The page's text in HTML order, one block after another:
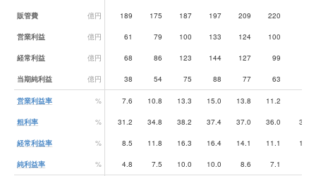
販管費 億円 189 175 187 197 209 220
営業利益 億円 61 79 100 133 124 100
経常利益 億円 68 86 123 144 127 99
当期純利益 億円 38 54 75 88 77 63
営業利益率 % 7.6 10.8 13.3 15.0 13.8 11.2
粗利率 % 31.2 34.8 38.2 37.4 37.0 36.0 31.0
経常利益率 % 8.5 11.8 16.3 16.4 14.1 11.1 10.5
純利益率 % 4.8 7.5 10.0 10.0 8.6 7.1